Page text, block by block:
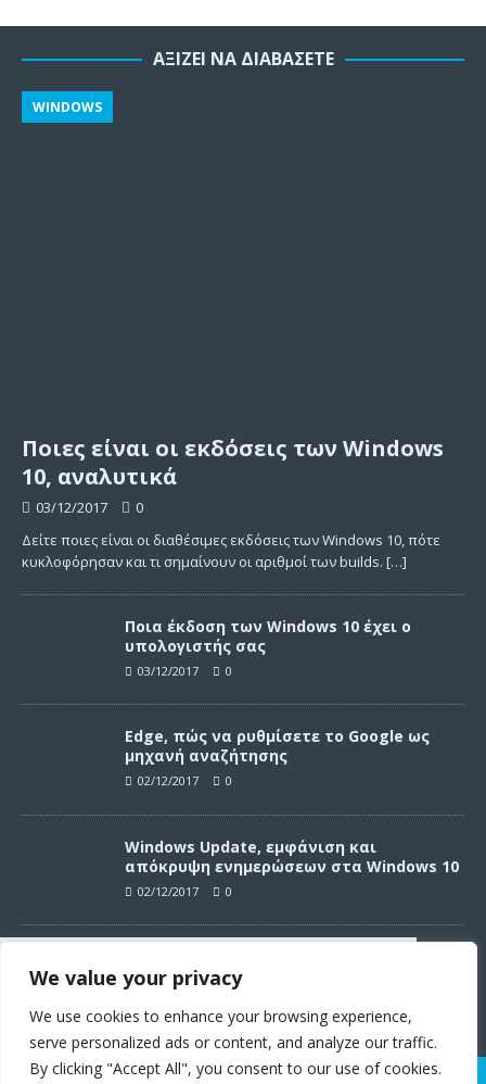
Συνεχίζοντας σε αυτό τον ιστότοπο
αποδέχεστε την χρήση των cookies
σύμφωνα με τους όρους χρήσης.
Όροι χρήσης
We value your privacy
We use cookies to enhance your browsing experience,
serve personalized ads or content, and analyze our traffic.
By clicking "Accept All", you consent to our use of cookies.
ΑΞΊΖΕΙ ΝΑ ΔΙΑΒΆΣΕΤΕ
Ποιες είναι οι εκδόσεις των Windows
10, αναλυτικά
WINDOWS
03/12/2017
0
Δείτε ποιες είναι οι διαθέσιμες εκδόσεις των Windows 10, πότε
κυκλοφόρησαν και τι σημαίνουν οι αριθμοί των builds. […]
Ποια έκδοση των Windows 10 έχει ο
υπολογιστής σας
03/12/2017 0
Edge, πώς να ρυθμίσετε το Google ως
μηχανή αναζήτησης
02/12/2017 0
Windows Update, εμφάνιση και
απόκρυψη ενημερώσεων στα Windows 10
02/12/2017 0
ενημερώσεων στα Windows 10